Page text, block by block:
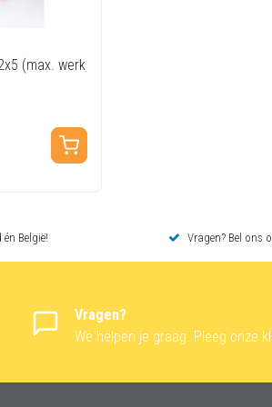
(max. werk
België! Vragen? Bel ons
Vragen?
We helpen je graag. Pleeg onze